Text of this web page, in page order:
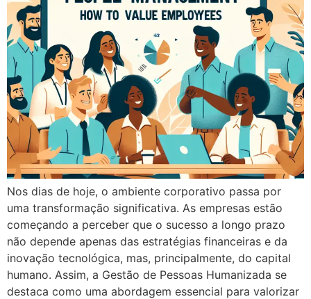
Nos dias de hoje, o ambiente corporativo passa por
uma transformação significativa. As empresas estão
começando a perceber que o sucesso a longo prazo
não depende apenas das estratégias financeiras e da
inovação tecnológica, mas, principalmente, do capital
humano. Assim, a Gestão de Pessoas Humanizada se
destaca como uma abordagem essencial para valorizar